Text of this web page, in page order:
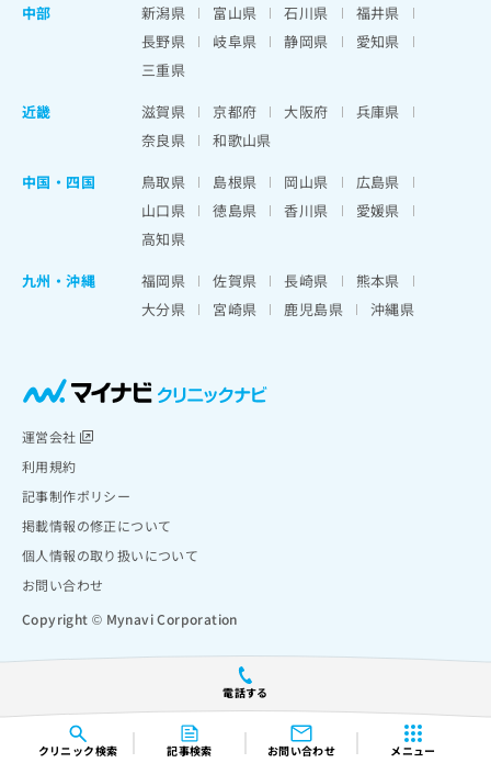
クリニック検索 記事検索 お問い合わせ メニュー
電話する
中部
新潟県 富山県 石川県
福井県
長野県
岐阜県 静岡県
愛知県
三重県
近畿
滋賀県 京都府 大阪府
兵庫県
奈良県
和歌山県
中国・四国
鳥取県 島根県 岡山県
広島県
山口県
徳島県 香川県
愛媛県
高知県
九州・沖縄
福岡県 佐賀県 長崎県
熊本県
大分県
宮崎県 鹿児島県 沖縄県
運営会社
利用規約
記事制作ポリシー
掲載情報の修正について
個人情報の取り扱いについて
お問い合わせ
Copyright © Mynavi Corporation